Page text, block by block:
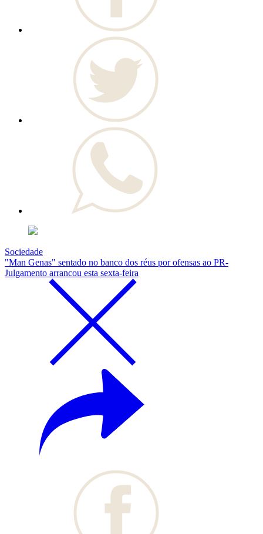
Sociedade
"Man Genas" sentado no banco dos réus por ofensas ao PR-
Julgamento arrancou esta sexta-feira